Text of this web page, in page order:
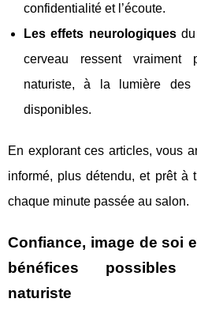
confidentialité et l’écoute.
Les effets neurologiquesdu
cerveau ressent vraiment
naturiste, à la lumière des
disponibles.
En explorant ces articles, vous
informé, plus détendu, et prêt à
chaque minute passée au salon.
Confiance, image de soi
bénéfices possibles
naturiste